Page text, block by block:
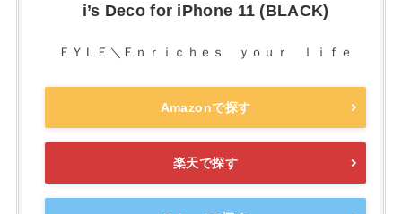
i’s Deco for iPhone 11 (BLACK)
ＥＹＬＥ＼Ｅｎｒｉｃｈｅｓ ｙｏｕｒ ｌｉｆｅ
Amazonで探す
楽天で探す